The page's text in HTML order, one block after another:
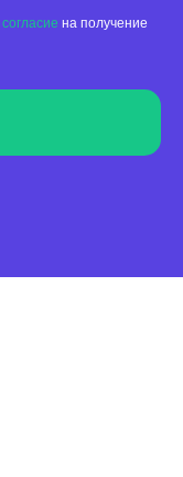
согласие на получение